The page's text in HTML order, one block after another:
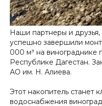
Наши партнеры и
успешно завершили
000 м³ на винограднике
Республике Дагестан.
АО им. Н. Алиева.
Этот накопитель станет
водоснабжения